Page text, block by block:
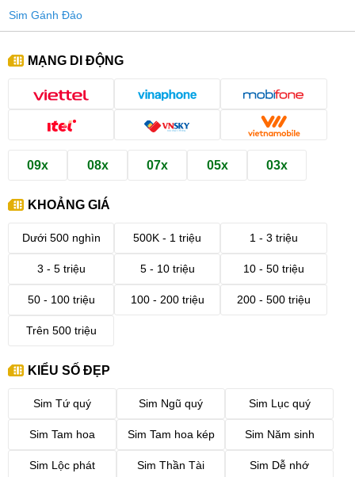
Sim Gánh Đảo
MẠNG DI ĐỘNG
09x 08x 07x 05x 03x
KHOẢNG GIÁ
Dưới 500 nghìn 500K - 1 triệu 1 - 3 triệu
3 - 5 triệu 5 - 10 triệu 10 - 50 triệu
50 - 100 triệu 100 - 200 triệu 200 - 500 triệu
Trên 500 triệu
KIỂU SỐ ĐẸP
Sim Tứ quý Sim Ngũ quý Sim Lục quý
Sim Tam hoa Sim Tam hoa kép Sim Năm sinh
Sim Lộc phát Sim Thần Tài Sim Dễ nhớ